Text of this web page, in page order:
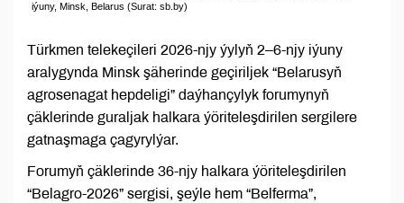
iýuny, Minsk, Belarus (Surat: sb.by)
Türkmen telekeçileri 2026-njy ýylyň 2–6-njy iýuny
aralygynda Minsk şäherinde geçiriljek “Belarusyň
agrosenagat hepdeligi” daýhançylyk forumynyň
çäklerinde guraljak halkara ýöriteleşdirilen sergilere
gatnaşmaga çagyrylýar.
Forumyň çäklerinde 36-njy halkara ýöriteleşdirilen
“Belagro-2026” sergisi, şeýle hem “Belferma”,